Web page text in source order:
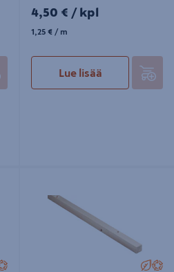
4,50€/kpl
4,50 € / kpl
1,25€/m
1,25 € / m
Lue lisää